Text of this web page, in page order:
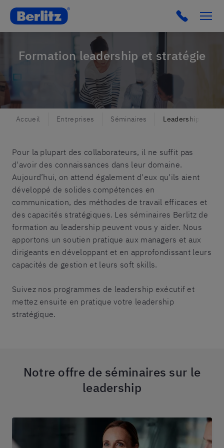
Berlitz Belgium Click to
Formation leadership et stratégie
Accueil Entreprises Séminaires Leadership et
Pour la plupart des collaborateurs, il ne suffit pas
d'avoir des connaissances dans leur domaine.
Aujourd’hui, on attend également d'eux qu'ils aient
développé de solides compétences en
communication, des méthodes de travail efficaces et
des capacités stratégiques. Les séminaires Berlitz de
formation au leadership peuvent vous y aider. Nous
apportons un soutien pratique aux managers et aux
dirigeants en développant et en approfondissant leurs
capacités de gestion et leurs soft skills.
Suivez nos programmes de leadership exécutif et
mettez ensuite en pratique votre leadership
stratégique.
Notre offre de séminaires sur le
leadership